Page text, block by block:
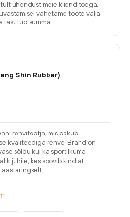
ühendust meie klienditoega.
vahetame toote välja
tasutud summa.
Shin Rubber)
rehvitootja, mis pakub
kvaliteediga rehve. Bränd on
sõidu kui ka sportlikuma
juhile, kes soovib kindlat